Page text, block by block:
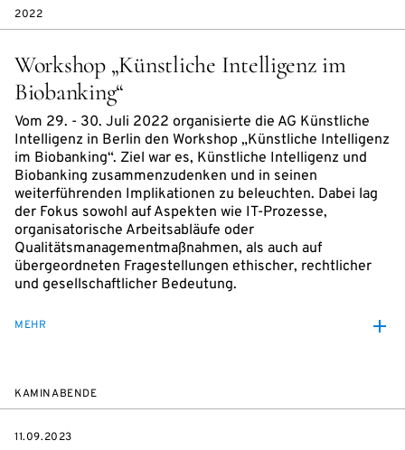
2022
Workshop „Künstliche Intelligenz im
Biobanking“
Vom 29. - 30. Juli 2022 organisierte die AG Künstliche
Intelligenz in Berlin den Workshop „Künstliche Intelligenz
im Biobanking“. Ziel war es, Künstliche Intelligenz und
Biobanking zusammenzudenken und in seinen
weiterführenden Implikationen zu beleuchten. Dabei lag
der Fokus sowohl auf Aspekten wie IT-Prozesse,
organisatorische Arbeitsabläufe oder
Qualitätsmanagementmaßnahmen, als auch auf
übergeordneten Fragestellungen ethischer, rechtlicher
und gesellschaftlicher Bedeutung.
MEHR
KAMINABENDE
11.09.2023